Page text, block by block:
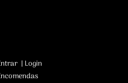
| Login